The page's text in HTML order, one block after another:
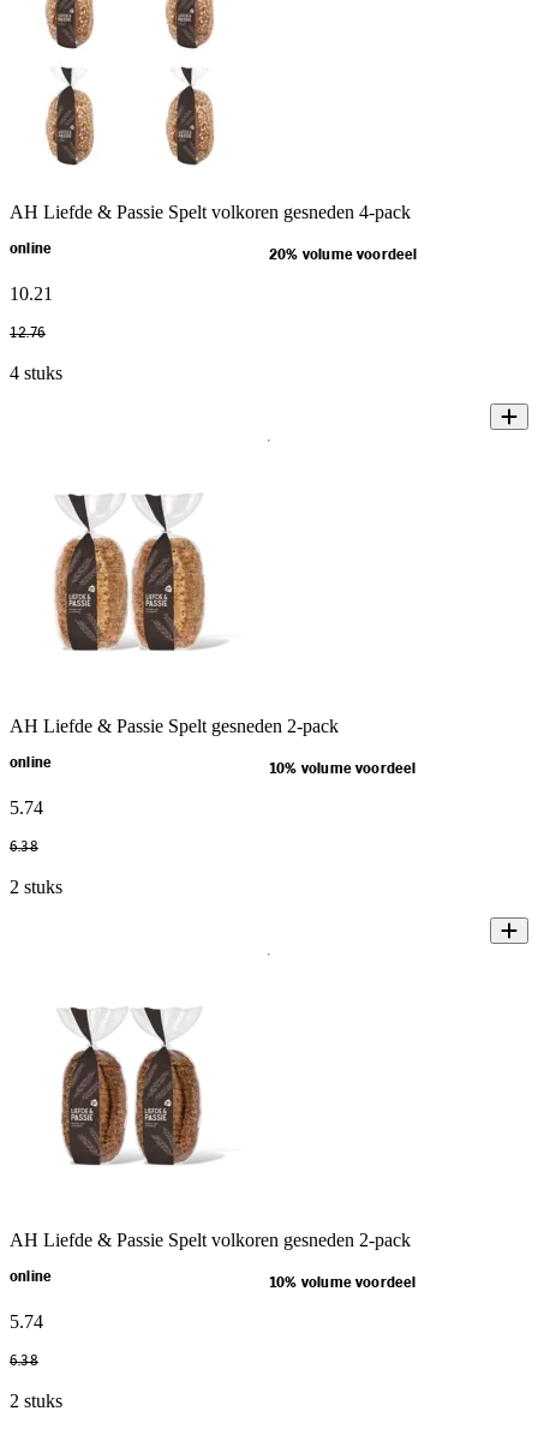
AH Liefde & Passie Spelt volkoren gesneden 4-pack
online 20% volume voordeel
10.21
12.76
4 stuks
AH Liefde & Passie Spelt gesneden 2-pack
online 10% volume voordeel
5.74
6.38
2 stuks
AH Liefde & Passie Spelt volkoren gesneden 2-pack
online 10% volume voordeel
5.74
6.38
2 stuks